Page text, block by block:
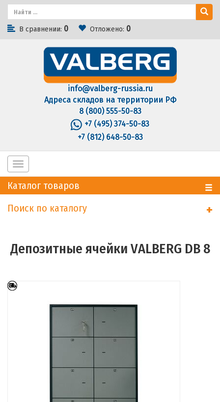
В сравнении: 0 Отложено: 0
info@valberg-russia.ru
Адреса складов на территории РФ
8 (800) 555-50-83
+7 (495) 374-50-83
+7 (812) 648-50-83
Toggle
navigation
Каталог товаров
Поиск по каталогу
+
Депозитные ячейки VALBERG DB 8